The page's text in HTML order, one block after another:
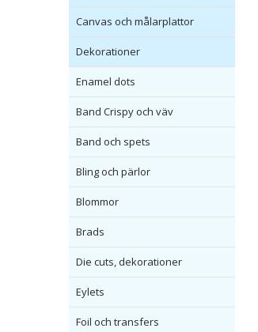
Canvas och målarplattor
Dekorationer
Enamel dots
Band Crispy och väv
Band och spets
Bling och pärlor
Blommor
Brads
Die cuts, dekorationer
Eylets
Foil och transfers